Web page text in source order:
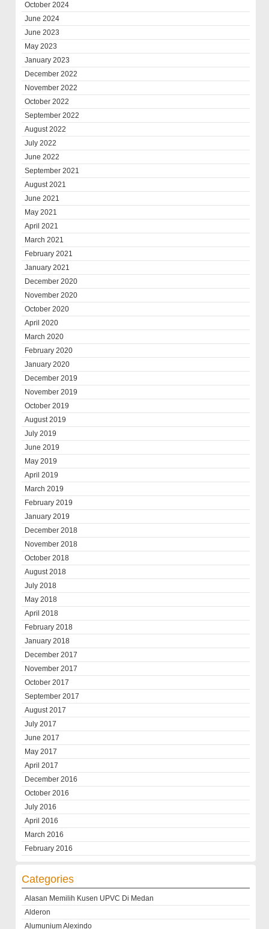
October 2024
June 2024
June 2023
May 2023
January 2023
December 2022
November 2022
October 2022
September 2022
August 2022
July 2022
June 2022
September 2021
August 2021
June 2021
May 2021
April 2021
March 2021
February 2021
January 2021
December 2020
November 2020
October 2020
April 2020
March 2020
February 2020
January 2020
December 2019
November 2019
October 2019
August 2019
July 2019
June 2019
May 2019
April 2019
March 2019
February 2019
January 2019
December 2018
November 2018
October 2018
August 2018
July 2018
May 2018
April 2018
February 2018
January 2018
December 2017
November 2017
October 2017
September 2017
August 2017
July 2017
June 2017
May 2017
April 2017
December 2016
October 2016
July 2016
April 2016
March 2016
February 2016
Categories
Alasan Memilih Kusen UPVC Di Medan
Alderon
Alumunium Alexindo